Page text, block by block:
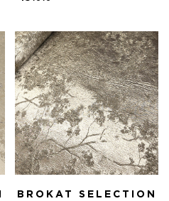
5.100,00 RSD.
BROKAT SELECTION